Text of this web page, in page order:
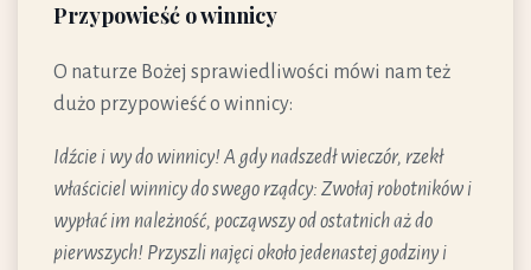
Przypowieść o winnicy
O naturze Bożej sprawiedliwości mówi nam też
dużo przypowieść o winnicy:
Idźcie i wy do winnicy! A gdy nadszedł wieczór, rzekł
właściciel winnicy do swego rządcy: Zwołaj robotników i
wypłać im należność, począwszy od ostatnich aż do
pierwszych! Przyszli najęci około jedenastej godziny i